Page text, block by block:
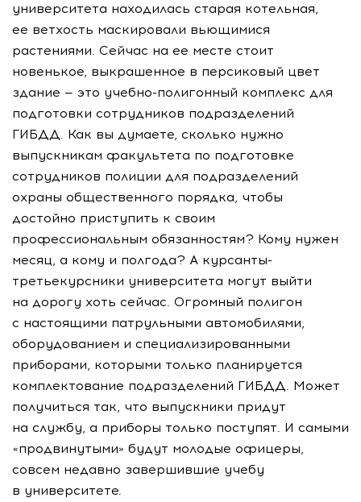
университета находилась старая котельная,
ее ветхость маскировали вьющимися
растениями. Сейчас на ее месте стоит
новенькое, выкрашенное в персиковый цвет
здание — это учебно-полигонный комплекс для
подготовки сотрудников подразделений
ГИБДД. Как вы думаете, сколько нужно
выпускникам факультета по подготовке
сотрудников полиции для подразделений
охраны общественного порядка, чтобы
достойно приступить к своим
профессиональным обязанностям? Кому нужен
месяц, а кому и полгода? А курсанты-
третьекурсники университета могут выйти
на дорогу хоть сейчас. Огромный полигон
с настоящими патрульными автомобилями,
оборудованием и специализированными
приборами, которыми только планируется
комплектование подразделений ГИБДД. Может
получиться так, что выпускники придут
на службу, а приборы только поступят. И самыми
«продвинутыми» будут молодые офицеры,
совсем недавно завершившие учебу
в университете.